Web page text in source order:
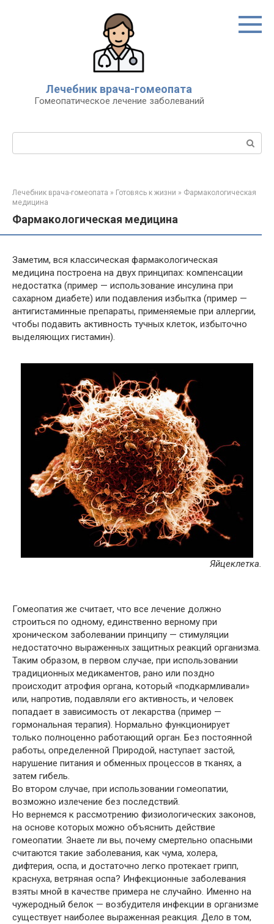
Лечебник врача-гомеопата
Гомеопатическое лечение заболеваний
Поиск:
Лечебник врача-гомеопата » Готовясь к жизни » Фармакологическая
медицина
Фармакологическая медицина
Заметим, вся классическая фармакологическая
медицина построена на двух принципах: компенсации
недостатка (пример — использование инсулина при
сахарном диабете) или подавления избытка (пример —
антигистаминные препараты, применяемые при аллергии,
чтобы подавить активность тучных клеток, избыточно
выделяющих гистамин).
Яйцеклетка.
Гомеопатия же считает, что все лечение должно
строиться по одному, единственно верному при
хроническом заболевании принципу — стимуляции
недостаточно выраженных защитных реакций организма.
Таким образом, в первом случае, при использовании
традиционных медикаментов, рано или поздно
происходит атрофия органа, который «подкармливали»
или, напротив, подавляли его активность, и человек
попадает в зависимость от лекарства (пример —
гормональная терапия). Нормально функционирует
только полноценно работающий орган. Без постоянной
работы, определенной Природой, наступает застой,
нарушение питания и обменных процессов в тканях, а
затем гибель.
Во втором случае, при использовании гомеопатии,
возможно излечение без последствий.
Но вернемся к рассмотрению физиологических законов,
на основе которых можно объяснить действие
гомеопатии. Знаете ли вы, почему смертельно опасными
считаются такие заболевания, как чума, холера,
дифтерия, оспа, и достаточно легко протекает грипп,
краснуха, ветряная оспа? Инфекционные заболевания
взяты мной в качестве примера не случайно. Именно на
чужеродный белок — возбудителя инфекции в организме
существует наиболее выраженная реакция. Дело в том,